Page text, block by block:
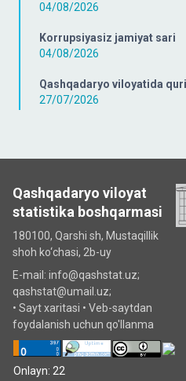
04/08/2026
Korrupsiyasiz jamiyat sari
04/08/2026
Qashqadaryo viloyatida
27/07/2026
Qashqadaryo viloyat
statistika boshqarmasi
180100, Qarshi sh, Mustаqillik
shoh ko‘chаsi, 2b-uy
E-mail: info@qashstat.uz;
qashstat@umail.uz;
• Sayt xaritasi • Veb-saytdan
foydalanish uchun qo'llanma
Onlayn: 22